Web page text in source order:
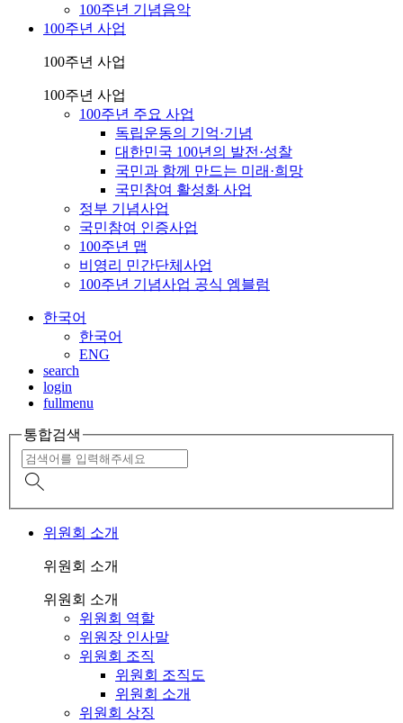
100주년 기념음악
100주년 사업
100주년 사업
100주년 사업
100주년 주요 사업
독립운동의 기억·기념
대한민국 100년의 발전·성찰
국민과 함께 만드는 미래·희망
국민참여 활성화 사업
정부 기념사업
국민참여 인증사업
100주년 맵
비영리 민간단체사업
100주년 기념사업 공식 엠블럼
한국어
한국어
ENG
search
login
fullmenu
통합검색
위원회 소개
위원회 소개
위원회 소개
위원회 역할
위원장 인사말
위원회 조직
위원회 조직도
위원회 소개
위원회 상징